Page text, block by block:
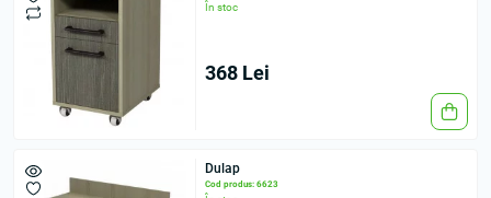
În stoc
368 Lei
Dulap
Cod produs: 6623